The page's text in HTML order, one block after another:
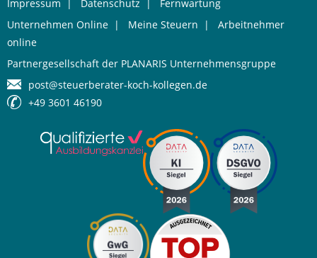
Impressum | Datenschutz | Fernwartung
Unternehmen Online | Meine Steuern | Arbeitnehmer
online
Partnergesellschaft der PLANARIS Unternehmensgruppe
post@steuerberater-koch-kollegen.de
+49 3601 46190